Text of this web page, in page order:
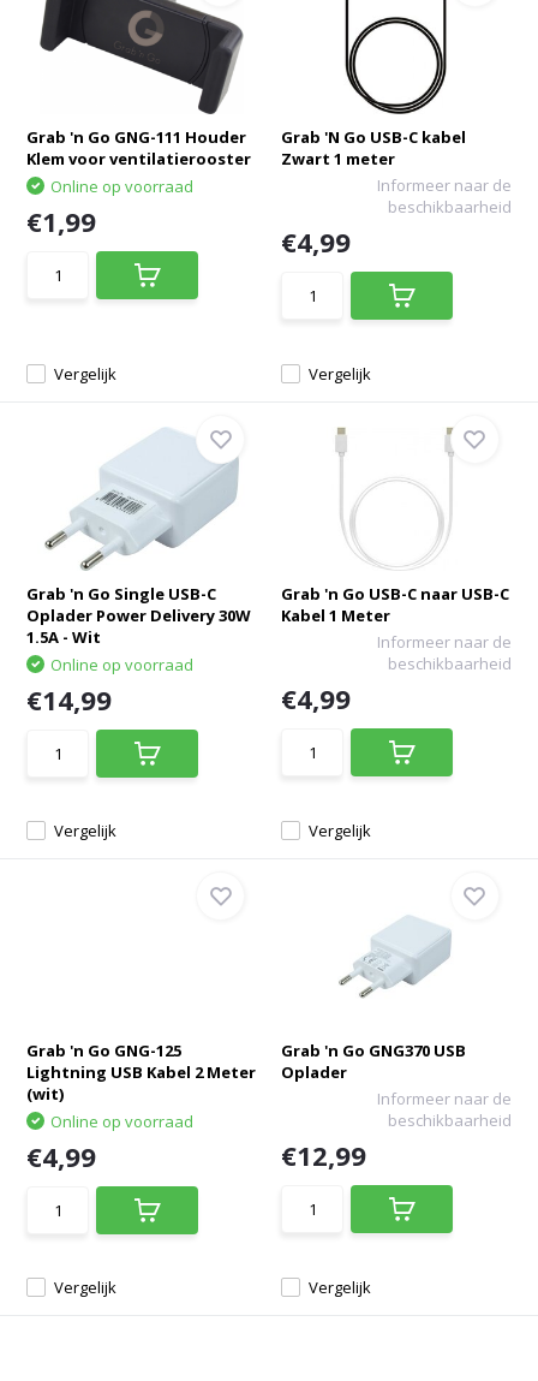
Grab 'n Go GNG-111 Houder
Klem voor ventilatierooster
Vergelijk
Online op voorraad
€1,99
Grab 'N Go USB-C kabel
Zwart 1 meter
Vergelijk
Informeer naar de
beschikbaarheid
€4,99
Grab 'n Go Single USB-C
Oplader Power Delivery 30W
1.5A - Wit
Vergelijk
Online op voorraad
€14,99
Grab 'n Go USB-C naar USB-C
Kabel 1 Meter
Vergelijk
Informeer naar de
beschikbaarheid
€4,99
Grab 'n Go GNG-125
Lightning USB Kabel 2 Meter
(wit)
Vergelijk
Online op voorraad
€4,99
Grab 'n Go GNG370 USB
Oplader
Vergelijk
Informeer naar de
beschikbaarheid
€12,99